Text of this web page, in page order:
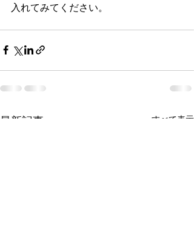
入れてみてください。
最新記事 すべて表示